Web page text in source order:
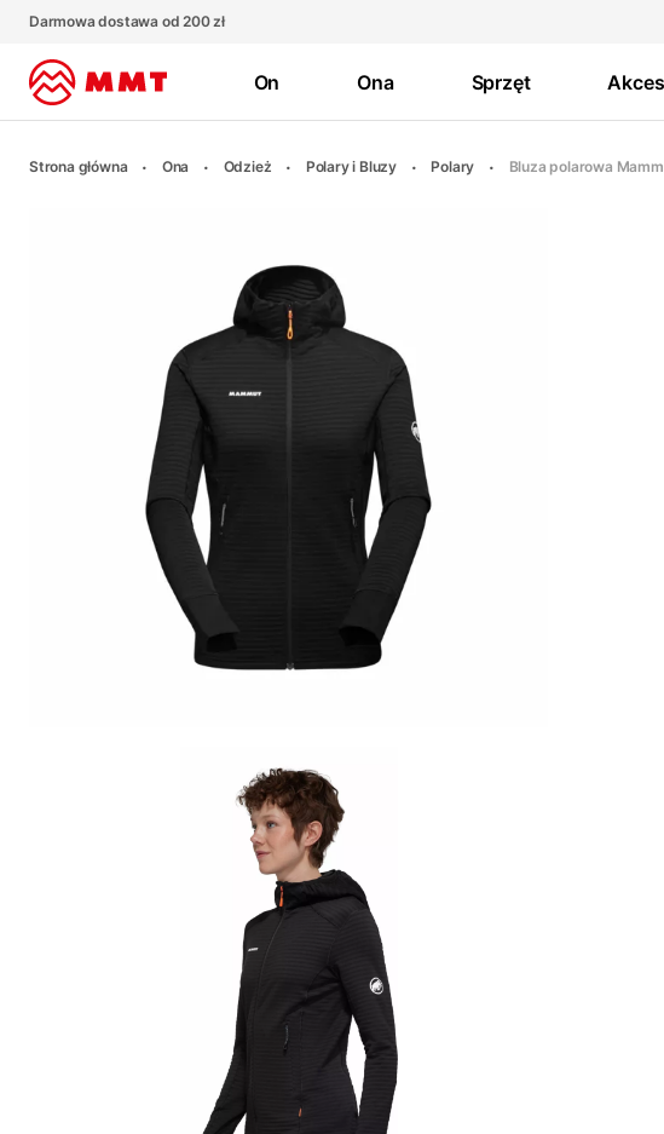
Darmowa dostawa od 200 zł
On Ona Sprzęt
Strona główna Ona Odzież Polary i Bluzy Polary Bluza polarowa